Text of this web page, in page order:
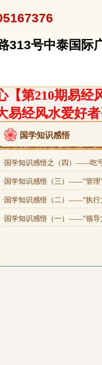
313号中泰国际
【第210期易经
易经风水爱好
国学知识感悟
·国学知识感悟之（四）——吃
·国学知识感悟（三）——“管
·国学知识感悟（二）——“执
·国学知识感悟（一）——“领